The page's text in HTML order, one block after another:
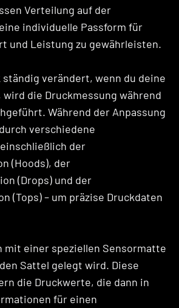
Verteilung auf der
individuelle Passform für
und Leistung zu gewährleisten.
ständig verändert, wenn du deine
die Druckmessung während
Während der Anpassung
verschiedene
der
(Hoods), der
(Drops) und der
(Tops) – um präzise Druckdaten
mit einer speziellen Sensormatte
Sattel gelegt wird. Diese
die Druckwerte, die dann in
für einen